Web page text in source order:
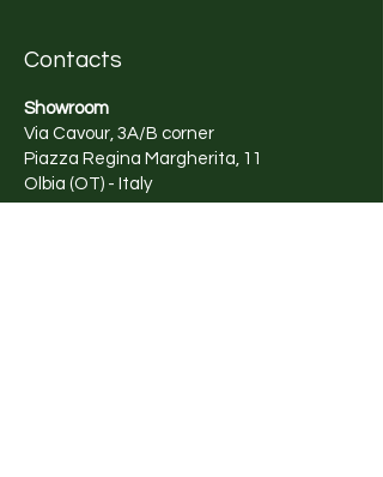
Contacts
Showroom
Via Cavour, 3A/B corner
Piazza Regina Margherita, 11
Olbia (OT) - Italy